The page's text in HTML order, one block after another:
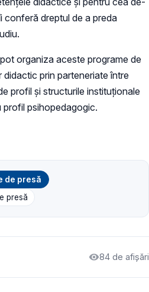
conferă dreptul de a preda
organiza aceste programe de
prin parteneriate între
profil și structurile instituționale
psihopedagogic.
de presă
presă
84 de afișări